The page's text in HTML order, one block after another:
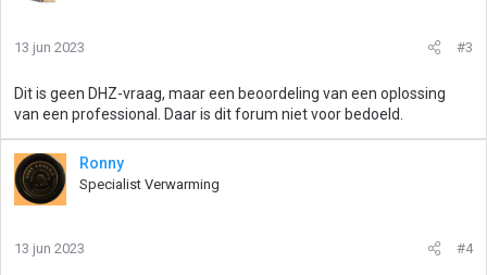
13 jun 2023 #3
Dit is geen DHZ-vraag, maar een beoordeling van een oplossing
van een professional. Daar is dit forum niet voor bedoeld.
Ronny
Specialist Verwarming
13 jun 2023 #4